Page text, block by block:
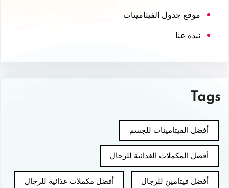
موقع جدول الفيتامينات
نبذه عنا
Tags
أفضل الفيتامينات للجسم
أفضل المكملات الغذائية للرجال
أفضل فيتامين للرجال أفضل مكملات غذائية للرجال